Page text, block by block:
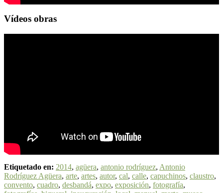
Vídeos obras
Etiquetado en: 2014, agüera, antonio rodríguez, Antonio
Rodríguez Agüera, arte, artes, autor, cal, calle, capuchinos, claustro,
convento, cuadro, desbandá, expo, exposición, fotografía,